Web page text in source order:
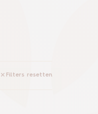
Filters resetten